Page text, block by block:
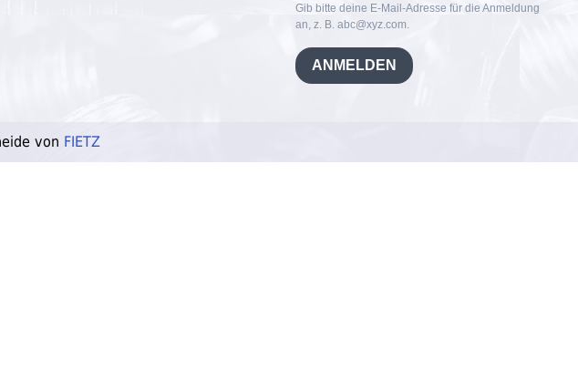
Gib bitte deine E-Mail-Adresse für die Anmeldung
an, z. B. abc@xyz.com.
ANMELDEN
von FIETZ